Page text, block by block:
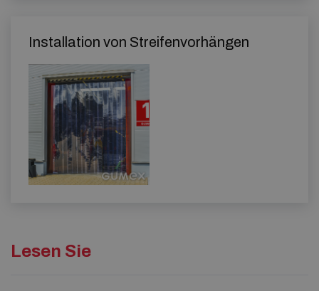
Installation von Streifenvorhängen
Lesen Sie